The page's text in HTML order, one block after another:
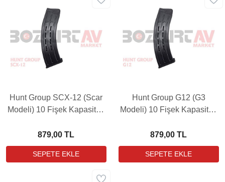
Hunt Group SCX-12 (Scar
Modeli) 10 Fişek Kapasiteli
Şarjör
879,00 TL
Hunt Group G12 (G3
Modeli) 10 Fişek Kapasiteli
Şarjör
879,00 TL